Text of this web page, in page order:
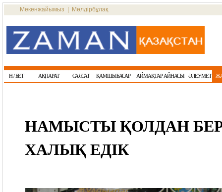
Мекенжайымыз Мөлдірбұлақ
Н / БЕТ АҚПАРАТ САЯСАТ ҚАМШЫБАСАР АЙМАҚТАР АЙНАСЫ ӘЛЕУМЕТ
НАМЫСТЫ ҚОЛДАН
ХАЛЫҚ ЕДІК